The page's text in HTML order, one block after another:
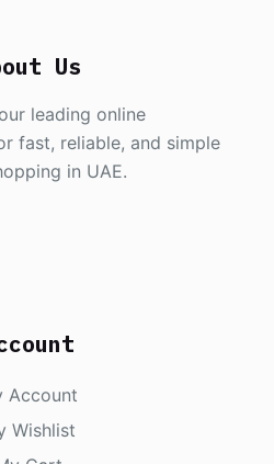
Us
leading online
fast, reliable, and simple
in UAE.
Account
Wishlist